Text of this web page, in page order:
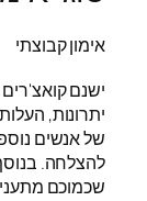
אימון קבוצתי
ישנם
יתרונות,
של אנשים
להצלחה.
שכמוכם